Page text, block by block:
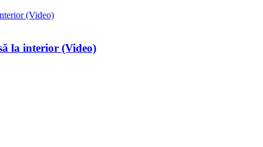
la interior (Video)